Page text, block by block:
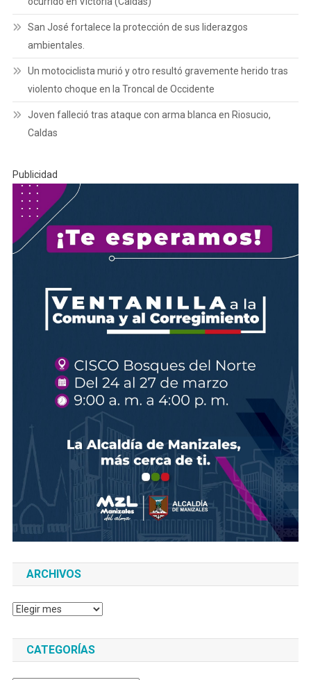
San José fortalece la protección de sus liderazgos
ambientales.
Un motociclista murió y otro resultó gravemente herido tras
violento choque en la Troncal de Occidente
Joven falleció tras ataque con arma blanca en Riosucio,
Caldas
Publicidad
ARCHIVOS
Archivos
CATEGORÍAS